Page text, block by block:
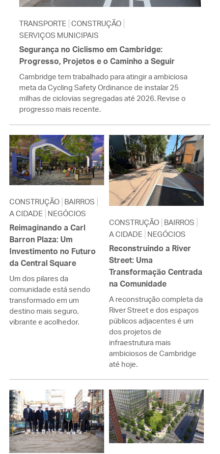
TRANSPORTE CONSTRUÇÃO
SERVIÇOS MUNICIPAIS
Segurança no Ciclismo em Cambridge:
Progresso, Projetos e o Caminho a Seguir
Cambridge tem trabalhado para atingir a ambiciosa
meta da Cycling Safety Ordinance de instalar 25
milhas de ciclovias segregadas até 2026. Revise o
progresso mais recente.
CONSTRUÇÃO BAIRROS
A CIDADE NEGÓCIOS
Reimaginando a Carl
Barron Plaza: Um
Investimento no Futuro
da Central Square
Um dos pilares da
comunidade está sendo
transformado em um
destino mais seguro,
vibrante e acolhedor.
CONSTRUÇÃO BAIRROS
A CIDADE NEGÓCIOS
Reconstruindo a River
Street: Uma
Transformação Centrada
na Comunidade
A reconstrução completa da
River Street e dos espaços
públicos adjacentes é um
dos projetos de
infraestrutura mais
ambiciosos de Cambridge
até hoje.